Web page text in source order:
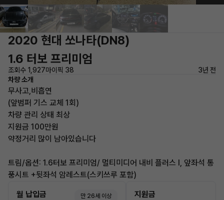
2020 현대 쏘나타(DN8)
1.6 터보 프리미엄
조회수 1,927마이픽 38
3년 전
차량 소개
무사고,비흡연
(앞범퍼 기스 교체 1회)
차량 관리 상태 최상
지원금 100만원
약정거리 많이 남아있습니다
트림/옵션: 1.6터보 프리미엄/ 멀티미디어 내비 플러스 I, 앞좌석 통
풍시트 +뒷좌석 암레스트(스키쓰루 포함)
월 납입금 만 26세 이상 지원금